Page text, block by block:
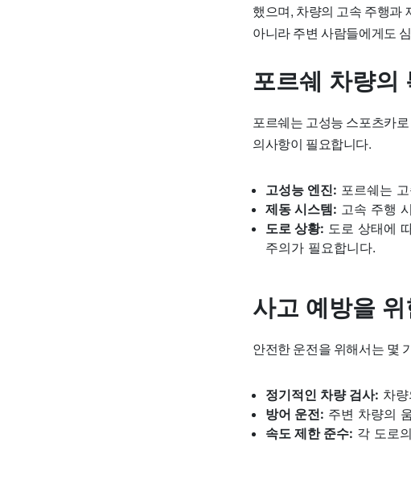
했으며, 차량의 고속 주행과
아니라 주변 사람들에게도
포르쉐 차량의
포르쉐는 고성능 스포츠카
의사항이 필요합니다.
고성능 엔진: 포르쉐는
제동 시스템: 고속 주행
도로 상황: 도로 상태에
주의가 필요합니다.
사고 예방을
안전한 운전을 위해서는 몇
정기적인 차량 검사: 차
방어 운전: 주변 차량의
속도 제한 준수: 각 도로